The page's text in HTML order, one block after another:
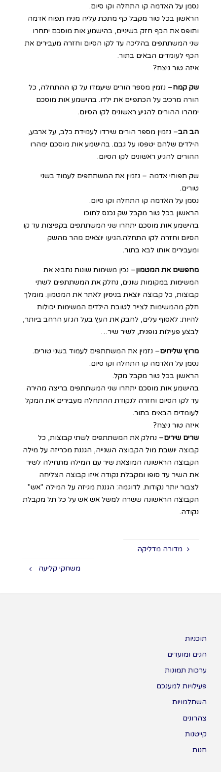
נסמן על האדמה קו התחלה וקו סיום.
הראשון בכל טור מקבל כף מתכת עליה מניח תפוח אדמה
ותופס את הכף חזק בשיניים, בהישמע אות מוסכם יתחרו
שני המשתתפים בהליכה עד לקו הסיום וחזרה מעבירים את
הכף לעומדים הבאים בתור.
איזה טור ניצח?
שק קמח– נזמין מספר הורים שיעמדו על קו ההתחלה, כל
הורה מרכיב על הכתפיים את ילדו. בהישמע אות מוסכם
ימהרו ההורים להגיע ראשונים לקו הסיום.
הב הב– נזמין מספר הורים שירדו לעמידת כלב, על ארבע,
הילדים שלהם יטפסו על גבם. בהישמע אות מוסכם ימהרו
ההורים להגיע ראשונים לקו הסיום.
שק תפוחי אדמה – נזמין את המשתתפים לעמוד בשני
טורים.
נסמן על האדמה קו התחלה וקו סיום.
הראשון בכל טור מקבל שק נכנס לתוכו
בהישמע אות מוסכם יתחרו שני המשתתפים בקפיצות עד קו
הסיום וחזרה לקו התחלה.הגיעו יוצאים מהר מהשק
ומעבירים אותו לבא בתור.
מחפשים את המטמון– נכין משימות שונות נחביא את
המשימות במקומות שונים, נחלק את המשתתפים לשתי
קבוצות, כל קבוצה יוצאת בניסיון לאתר את המטמון. מומלך
חלק מהמשימות לצייר לטובת הילדים המשימות יכולות
להיות: לאסוף עלים, לחבק את העץ בעל הגזע הרחב ביותר,
לבצע פעילות גופנית, לשיר שיר…
מרוץ שליחים– נזמין את המשתתפים לעמוד בשני טורים.
נסמן על האדמה קו התחלה וקו סיום.
הראשון בכל טור מקבל מקל.
בהישמע אות מוסכם יתחרו שני המשתתפים בריצה מהירה
עד לקו הסיום וחזרה לנקודת ההתחלה מעבירים את המקל
לעומדים הבאים בתור.
איזה טור ניצח?
שרים שירים– נחלק את המשתתפים לשתי קבוצות, כל
קבוצה יושבת מול הקבוצה השנייה, הגננת מכריזה על מילה
הקבוצה הראשונה המוצאת שיר עם המילה מתחילה לשיר
את השיר עד סופו ומקבלת נקודה איזו קבוצה הצליחה
לצבור יותר נקודות. לדוגמה: הגננת מגיזה על המילה "אש"
הקבוצה הראשונה ששרה למשל אש אש על כל תל מקבלת
נקודה.
מדורה מדליקה
משחקי קליעה
תוכניות
חגים ומועדים
ערכות תמונות
פעילויות למענכם
השתלמויות
צהרונים
קייטנות
חנות